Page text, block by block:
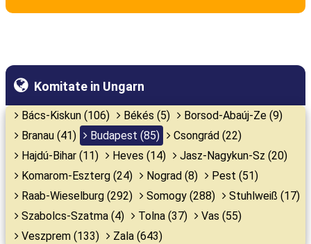
Komitate in Ungarn
Bács-Kiskun (106) Békés (5)
Borsod-Abaúj-Ze (9)
Branau (41)
Budapest (85)
Csongrád (22)
Hajdú-Bihar (11)
Heves (14)
Jasz-Nagykun-Sz (20)
Komarom-Eszterg (24)
Nograd (8)
Pest (51)
Raab-Wieselburg (292)
Somogy (288)
Stuhlweiß (17)
Szabolcs-Szatma (4)
Tolna (37)
Vas (55)
Veszprem (133)
Zala (643)